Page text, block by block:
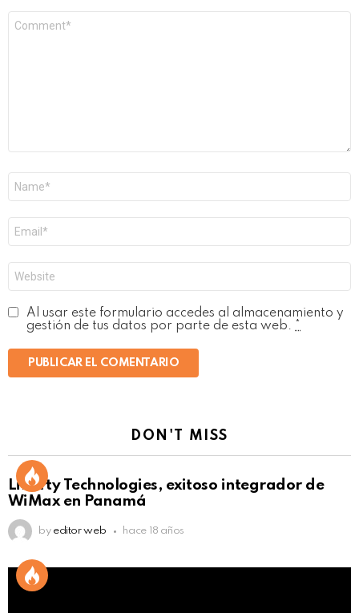
electrónico
*
Al usar este formulario accedes al almacenamiento y
gestión de tus datos por parte de esta web.
DON'T MISS
Liberty Technologies, exitoso integrador de
WiMax en Panamá
by editor web hace 18 años